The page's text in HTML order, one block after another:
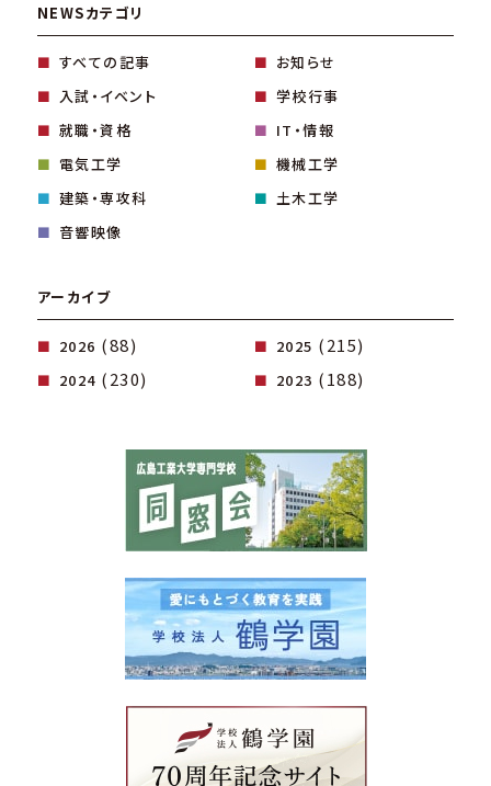
NEWSカテゴリ
すべての記事
お知らせ
入試・イベント
学校行事
就職・資格
IT・情報
電気工学
機械工学
建築・専攻科
土木工学
音響映像
アーカイブ
2026 (88) 2025 (215)
2024 (230) 2023 (188)